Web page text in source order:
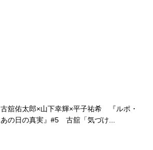
古舘佑太郎×山下幸輝×平子祐希 『ルポ・
あの日の真実』#5 古舘「気づけ...